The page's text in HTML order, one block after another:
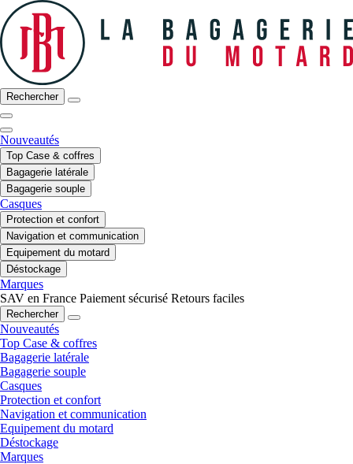
Rechercher
Nouveautés
Top Case & coffres
Bagagerie latérale
Bagagerie souple
Casques
Protection et confort
Navigation et communication
Equipement du motard
Déstockage
Marques
SAV en France Paiement sécurisé Retours faciles
Rechercher
Nouveautés
Top Case & coffres
Bagagerie latérale
Bagagerie souple
Casques
Protection et confort
Navigation et communication
Equipement du motard
Déstockage
Marques